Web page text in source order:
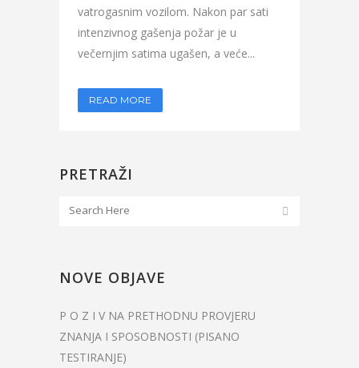
vatrogasnim vozilom. Nakon par sati
intenzivnog gašenja požar je u
večernjim satima ugašen, a veće...
READ MORE
PRETRAŽI
NOVE OBJAVE
P O Z I V NA PRETHODNU PROVJERU
ZNANJA I SPOSOBNOSTI (PISANO
TESTIRANJE)